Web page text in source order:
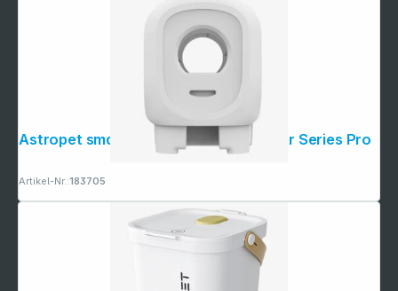
Astropet smarte Katzentoilette Jupiter Series Pro
Artikel-Nr.:183705